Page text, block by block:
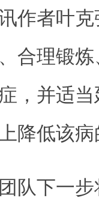
者叶克
合理锻
，并适
降低该
下一步